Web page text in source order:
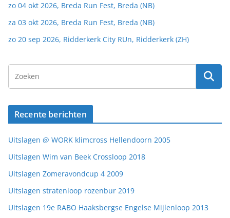
zo 04 okt 2026, Breda Run Fest, Breda (NB)
za 03 okt 2026, Breda Run Fest, Breda (NB)
zo 20 sep 2026, Ridderkerk City RUn, Ridderkerk (ZH)
Recente berichten
Uitslagen @ WORK klimcross Hellendoorn 2005
Uitslagen Wim van Beek Crossloop 2018
Uitslagen Zomeravondcup 4 2009
Uitslagen stratenloop rozenbur 2019
Uitslagen 19e RABO Haaksbergse Engelse Mijlenloop 2013